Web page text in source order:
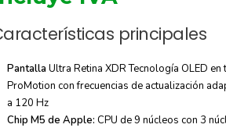
principales
Pantalla Ultra Retina XDR Tecnología OLED
ProMotion con frecuencias de actualización
a 120 Hz
Chip M5 de Apple: CPU de 9 núcleos con 3